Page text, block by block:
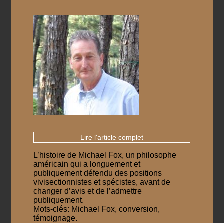
Lire l'article complet
L’histoire de Michael Fox, un philosophe
américain qui a longuement et
publiquement défendu des positions
vivisectionnistes et spécistes, avant de
changer d’avis et de l’admettre
publiquement.
Mots-clés: Michael Fox, conversion,
témoignage.